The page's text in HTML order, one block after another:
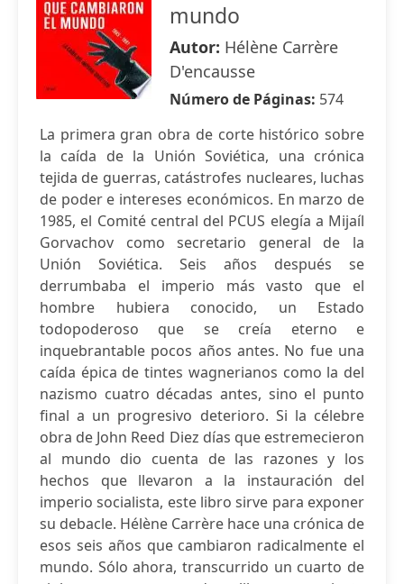
mundo
Autor: Hélène Carrère
D'encausse
Número de Páginas: 574
La primera gran obra de corte histórico sobre
la caída de la Unión Soviética, una crónica
tejida de guerras, catástrofes nucleares, luchas
de poder e intereses económicos. En marzo de
1985, el Comité central del PCUS elegía a Mijaíl
Gorvachov como secretario general de la
Unión Soviética. Seis años después se
derrumbaba el imperio más vasto que el
hombre hubiera conocido, un Estado
todopoderoso que se creía eterno e
inquebrantable pocos años antes. No fue una
caída épica de tintes wagnerianos como la del
nazismo cuatro décadas antes, sino el punto
final a un progresivo deterioro. Si la célebre
obra de John Reed Diez días que estremecieron
al mundo dio cuenta de las razones y los
hechos que llevaron a la instauración del
imperio socialista, este libro sirve para exponer
su debacle. Hélène Carrère hace una crónica de
esos seis años que cambiaron radicalmente el
mundo. Sólo ahora, transcurrido un cuarto de